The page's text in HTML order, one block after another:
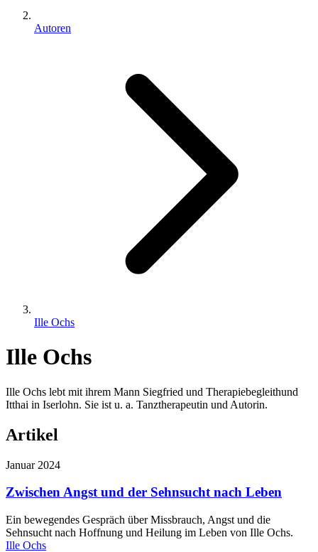
Autoren
Ille Ochs
Ille Ochs
Ille Ochs lebt mit ihrem Mann Siegfried und Therapiebegleithund
Itthai in Iserlohn. Sie ist u. a. Tanztherapeutin und Autorin.
Artikel
Januar 2024
Zwischen Angst und der Sehnsucht nach Leben
Ein bewegendes Gespräch über Missbrauch, Angst und die
Sehnsucht nach Hoffnung und Heilung im Leben von Ille Ochs.
Ille Ochs